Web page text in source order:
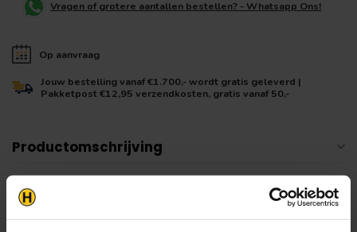
Vragen of grotere aantallen bestellen? - Whatsapp Ons!
Op aanvraag
Jouw bestelling vanaf €1.700,- wordt gratis geleverd |
Pakketpost €12,95 verzendkosten, gratis vanaf 50,-
Productomschrijving
Gerelateerde producten